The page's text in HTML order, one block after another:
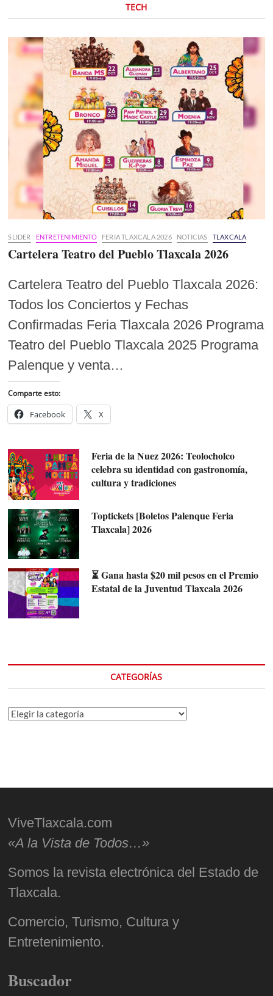
TECH
SLIDER ENTRETENIMIENTO FERIA TLAXCALA 2026 NOTICIAS TLAXCALA
Cartelera Teatro del Pueblo Tlaxcala 2026
Cartelera Teatro del Pueblo Tlaxcala 2026:
Todos los Conciertos y Fechas
Confirmadas Feria Tlaxcala 2026 Programa
Teatro del Pueblo Tlaxcala 2025 Programa
Palenque y venta…
Comparte esto:
Facebook X
Feria de la Nuez 2026: Teolocholco
celebra su identidad con gastronomía,
cultura y tradiciones
Toptickets [Boletos Palenque Feria
Tlaxcala] 2026
⏳ Gana hasta $20 mil pesos en el Premio
Estatal de la Juventud Tlaxcala 2026
CATEGORÍAS
Categorías
ViveTlaxcala.com
«A la Vista de Todos…»
Somos la revista electrónica del Estado de
Tlaxcala.
Comercio, Turismo, Cultura y
Entretenimiento.
Buscador